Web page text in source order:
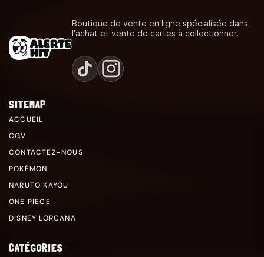
Boutique de vente en ligne spécialisée dans
l'achat et vente de cartes à collectionner.
SITEMAP
ACCUEIL
CGV
CONTACTEZ-NOUS
POKÉMON
NARUTO KAYOU
ONE PIECE
DISNEY LORCANA
CATÉGORIES